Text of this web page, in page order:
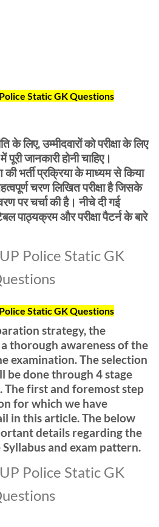
Static GK Questions
लिए, उम्मीदवारों को परीक्षा के लिए
जानकारी होनी चाहिए।
भर्ती प्रक्रिया के माध्यम से किया
चरण लिखित परीक्षा है जिसके
पर चर्चा की है। नीचे दी गई
पाठ्यक्रम और परीक्षा पैटर्न के बारे
Police Static GK
Static GK Questions
strategy, the
thorough awareness of the
examination. The selection
be done through 4 stage
The first and foremost step
for which we have
in this article. The below
details regarding the
and exam pattern.
Police Static GK